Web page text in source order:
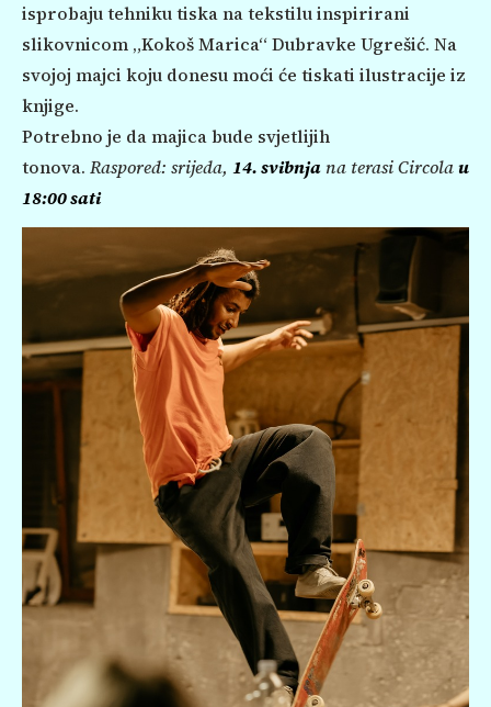
isprobaju tehniku tiska na tekstilu inspirirani
slikovnicom „Kokoš Marica“ Dubravke Ugrešić. Na
svojoj majci koju donesu moći će tiskati ilustracije iz
knjige.
Potrebno je da majica bude svjetlijih
tonova. Raspored: srijeda, 14. svibnja na terasi Circolau
18:00 sati